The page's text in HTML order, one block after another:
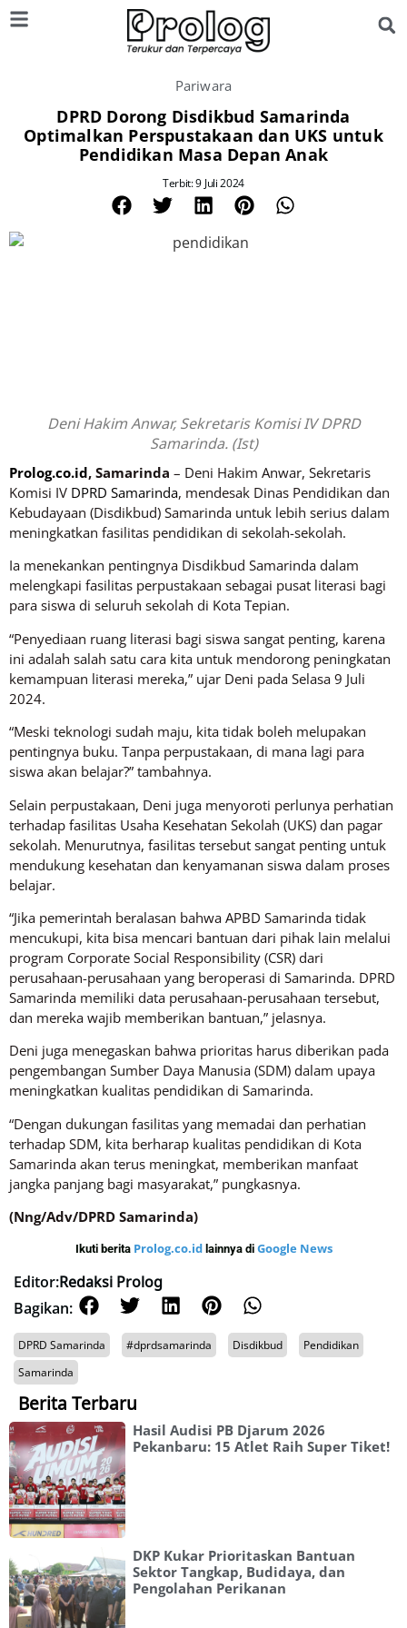
Pariwara
DPRD Dorong Disdikbud Samarinda
Optimalkan Perspustakaan dan UKS untuk
Pendidikan Masa Depan Anak
Terbit: 9 Juli 2024
Deni Hakim Anwar, Sekretaris Komisi IV DPRD
Samarinda. (Ist)
Prolog.co.id, Samarinda – Deni Hakim Anwar, Sekretaris
Komisi IV DPRD Samarinda, mendesak Dinas Pendidikan dan
Kebudayaan (Disdikbud) Samarinda untuk lebih serius dalam
meningkatkan fasilitas pendidikan di sekolah-sekolah.
Ia menekankan pentingnya Disdikbud Samarinda dalam
melengkapi fasilitas perpustakaan sebagai pusat literasi bagi
para siswa di seluruh sekolah di Kota Tepian.
“Penyediaan ruang literasi bagi siswa sangat penting, karena
ini adalah salah satu cara kita untuk mendorong peningkatan
kemampuan literasi mereka,” ujar Deni pada Selasa 9 Juli
2024.
“Meski teknologi sudah maju, kita tidak boleh melupakan
pentingnya buku. Tanpa perpustakaan, di mana lagi para
siswa akan belajar?” tambahnya.
Selain perpustakaan, Deni juga menyoroti perlunya perhatian
terhadap fasilitas Usaha Kesehatan Sekolah (UKS) dan pagar
sekolah. Menurutnya, fasilitas tersebut sangat penting untuk
mendukung kesehatan dan kenyamanan siswa dalam proses
belajar.
“Jika pemerintah beralasan bahwa APBD Samarinda tidak
mencukupi, kita bisa mencari bantuan dari pihak lain melalui
program Corporate Social Responsibility (CSR) dari
perusahaan-perusahaan yang beroperasi di Samarinda. DPRD
Samarinda memiliki data perusahaan-perusahaan tersebut,
dan mereka wajib memberikan bantuan,” jelasnya.
Deni juga menegaskan bahwa prioritas harus diberikan pada
pengembangan Sumber Daya Manusia (SDM) dalam upaya
meningkatkan kualitas pendidikan di Samarinda.
“Dengan dukungan fasilitas yang memadai dan perhatian
terhadap SDM, kita berharap kualitas pendidikan di Kota
Samarinda akan terus meningkat, memberikan manfaat
jangka panjang bagi masyarakat,” pungkasnya.
(Nng/Adv/DPRD Samarinda)
Ikuti berita Prolog.co.id lainnya di Google News
Editor:Redaksi Prolog
Bagikan:
DPRD Samarinda #dprdsamarinda Disdikbud
Pendidikan
Samarinda
Berita Terbaru
Hasil Audisi PB Djarum 2026
Pekanbaru: 15 Atlet Raih Super Tiket!
DKP Kukar Prioritaskan Bantuan
Sektor Tangkap, Budidaya, dan
Pengolahan Perikanan